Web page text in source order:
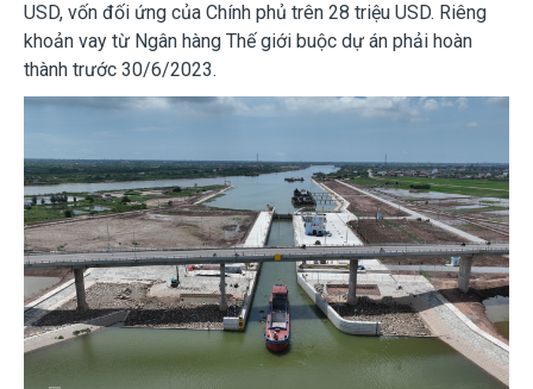
USD, vốn đối ứng của Chính phủ trên 28 triệu USD. Riêng
khoản vay từ Ngân hàng Thế giới buộc dự án phải hoàn
thành trước 30/6/2023.